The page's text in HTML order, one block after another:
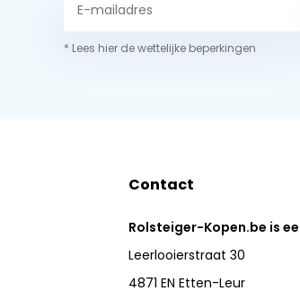
* Lees hier de wettelijke beperkingen
Contact
Rolsteiger-Kopen.be is
Leerlooierstraat 30
4871 EN Etten-Leur